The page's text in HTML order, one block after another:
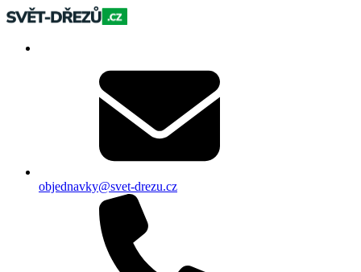
objednavky@svet-drezu.cz